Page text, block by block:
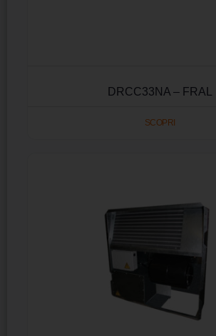
DRCC33NA – FRAL
SCOPRI